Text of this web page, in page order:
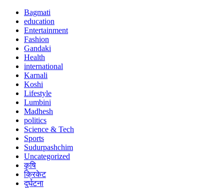
Bagmati
education
Entertainment
Fashion
Gandaki
Health
international
Karnali
Koshi
Lifestyle
Lumbini
Madhesh
politics
Science & Tech
Sports
Sudurpashchim
Uncategorized
कृषि
क्रिकेट
दुर्घटना